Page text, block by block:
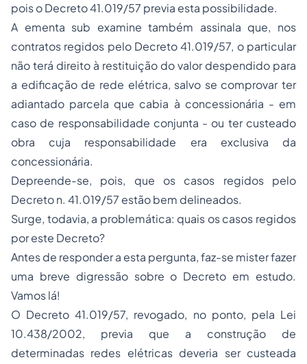
pois o Decreto 41.019/57 previa esta possibilidade.
A ementa sub examine também assinala que, nos
contratos regidos pelo Decreto 41.019/57, o particular
não terá direito à restituição do valor despendido para
a edificação de rede elétrica, salvo se comprovar ter
adiantado parcela que cabia à concessionária - em
caso de responsabilidade conjunta - ou ter custeado
obra cuja responsabilidade era exclusiva da
concessionária.
Depreende-se, pois, que os casos regidos pelo
Decreto n. 41.019/57 estão bem delineados.
Surge, todavia, a problemática: quais os casos regidos
por este Decreto?
Antes de responder a esta pergunta, faz-se mister fazer
uma breve digressão sobre o Decreto em estudo.
Vamos lá!
O Decreto 41.019/57, revogado, no ponto, pela Lei
10.438/2002, previa que a construção de
determinadas redes elétricas deveria ser custeada